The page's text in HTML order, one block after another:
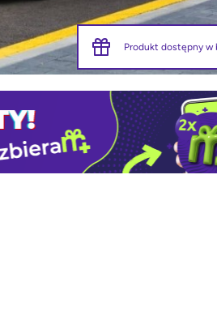
Produkt dostępny